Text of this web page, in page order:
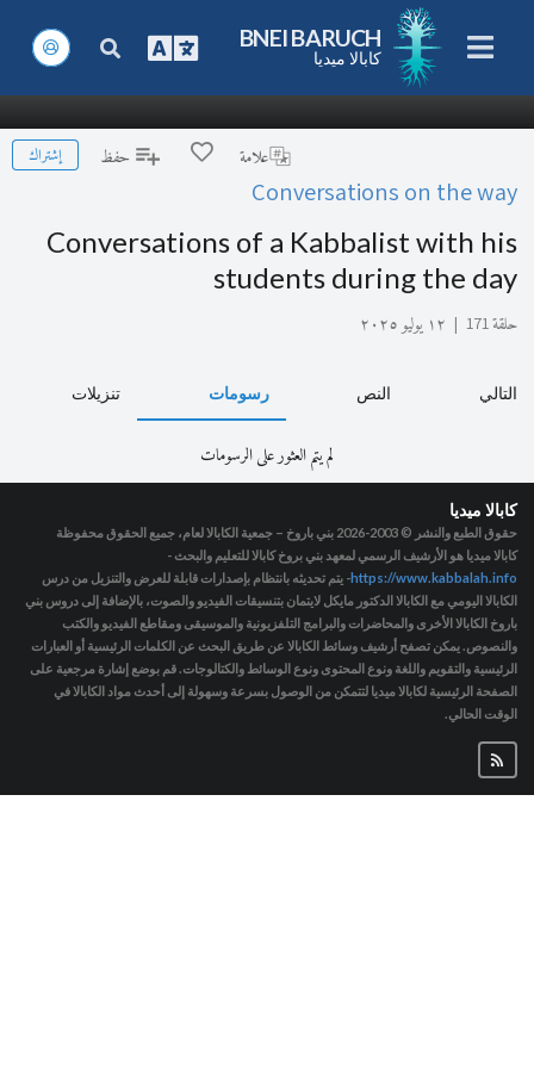
BNEI BARUCH
كابالا ميديا
علامة حفظ إشتراك
Conversations on the way
Conversations of a Kabbalist with his
students during the day
حلقة 171 | ١٢ يوليو ٢٠٢٥
التالي النص رسومات تنزيلات
لم يتم العثور على الرسومات
كابالا ميديا
حقوق الطبع والنشر © 2003-2026
بني باروخ – جمعية الكابالا لعام، جميع الحقوق محفوظة
كابالا ميديا هو الأرشيف الرسمي لمعهد بني بروخ كابالا للتعليم والبحث -
https://www.kabbalah.info- يتم تحديثه بانتظام بإصدارات قابلة للعرض والتنزيل من درس
الكابالا اليومي مع الكابالا الدكتور مايكل لايتمان بتنسيقات الفيديو والصوت، بالإضافة إلى دروس بني
باروخ الكابالا الأخرى والمحاضرات والبرامج التلفزيونية والموسيقى ومقاطع الفيديو والكتب
والنصوص. يمكن تصفح أرشيف وسائط الكابالا عن طريق البحث عن الكلمات الرئيسية أو العبارات
الرئيسية والتقويم واللغة ونوع المحتوى ونوع الوسائط والكتالوجات. قم بوضع إشارة مرجعية على
الصفحة الرئيسية لكابالا ميديا لتتمكن من الوصول بسرعة وسهولة إلى أحدث مواد الكابالا في
الوقت الحالي.